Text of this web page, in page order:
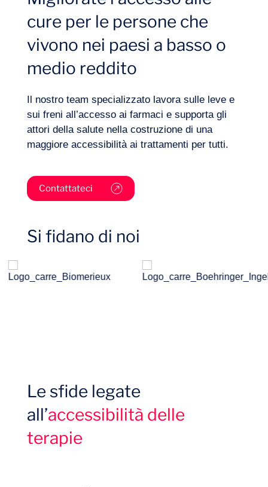
Settori
cure per le persone che
vivono nei paesi a basso o
medio reddito
Il nostro team specializzato lavora sulle leve e
sui freni all’accesso ai farmaci e supporta gli
attori della salute nella costruzione di una
maggiore accessibilità ai trattamenti per tutti.
Contattateci
Si fidano di noi
Le sfide legate
all’accessibilità delle
terapie